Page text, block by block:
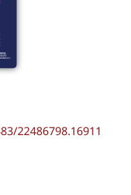
22486798.16911